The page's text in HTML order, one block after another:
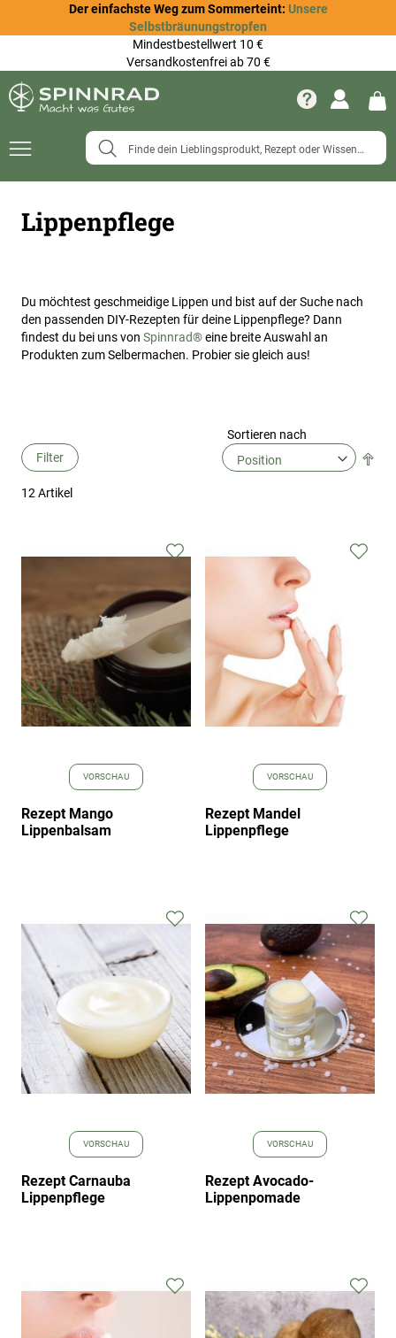
Der einfachste Weg zum Sommerteint: Unsere
Selbstbräunungstropfen
Mindestbestellwert 10 €
Versandkostenfrei ab 70 €
Navigation
Lippenpflege
Du möchtest geschmeidige Lippen und bist auf der Suche nach
den passenden DIY-Rezepten für deine Lippenpflege? Dann
findest du bei uns von Spinnrad®eine breite Auswahl an
Produkten zum Selbermachen. Probier sie gleich aus!
Filter
12 Artikel
Sortieren nach
VORSCHAU
Rezept Mango
Lippenbalsam
Zur
VORSCHAU
Rezept Mandel
Lippenpflege
Zur
VORSCHAU
Rezept Carnauba
Lippenpflege
Zur
Wunschliste
hinzufügen
VORSCHAU
Rezept Avocado-
Lippenpomade
Zur
Zur
Wunschliste
Zur